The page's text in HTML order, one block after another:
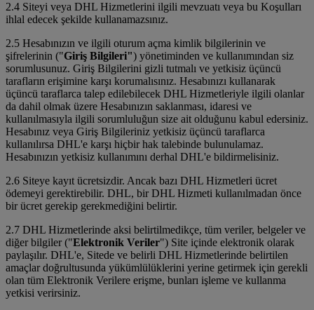
2.4 Siteyi veya DHL Hizmetlerini ilgili mevzuatı veya bu Koşulları
ihlal edecek şekilde kullanamazsınız.
2.5 Hesabınızın ve ilgili oturum açma kimlik bilgilerinin ve
şifrelerinin ("Giriş Bilgileri") yönetiminden ve kullanımından siz
sorumlusunuz. Giriş Bilgilerini gizli tutmalı ve yetkisiz üçüncü
tarafların erişimine karşı korumalısınız. Hesabınızı kullanarak
üçüncü taraflarca talep edilebilecek DHL Hizmetleriyle ilgili olanlar
da dahil olmak üzere Hesabınızın saklanması, idaresi ve
kullanılmasıyla ilgili sorumluluğun size ait olduğunu kabul edersiniz.
Hesabınız veya Giriş Bilgileriniz yetkisiz üçüncü taraflarca
kullanılırsa DHL'e karşı hiçbir hak talebinde bulunulamaz.
Hesabınızın yetkisiz kullanımını derhal DHL'e bildirmelisiniz.
2.6 Siteye kayıt ücretsizdir. Ancak bazı DHL Hizmetleri ücret
ödemeyi gerektirebilir. DHL, bir DHL Hizmeti kullanılmadan önce
bir ücret gerekip gerekmediğini belirtir.
2.7 DHL Hizmetlerinde aksi belirtilmedikçe, tüm veriler, belgeler ve
diğer bilgiler ("Elektronik Veriler") Site içinde elektronik olarak
paylaşılır. DHL'e, Sitede ve belirli DHL Hizmetlerinde belirtilen
amaçlar doğrultusunda yükümlülüklerini yerine getirmek için gerekli
olan tüm Elektronik Verilere erişme, bunları işleme ve kullanma
yetkisi verirsiniz.